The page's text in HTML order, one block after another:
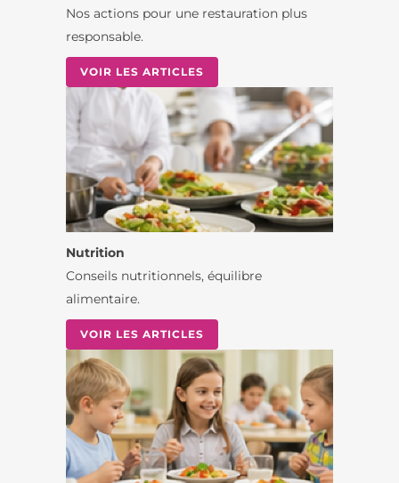
Nos actions pour une restauration plus
responsable.
VOIR LES ARTICLES
Nutrition
Conseils nutritionnels, équilibre
alimentaire.
VOIR LES ARTICLES